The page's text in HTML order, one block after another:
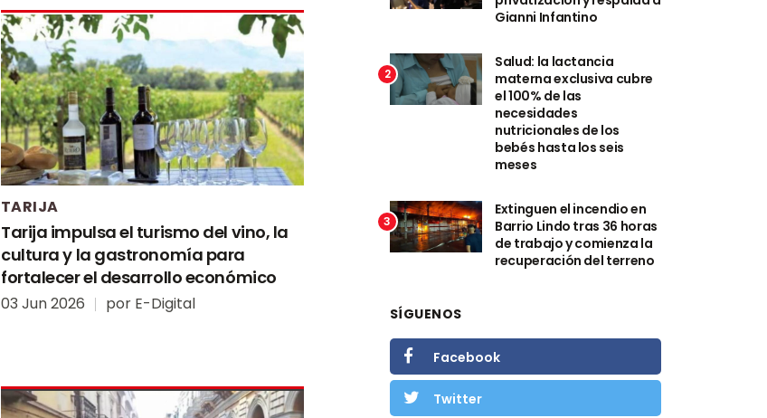
TARIJA
Tarija impulsa el turismo del vino, la
cultura y la gastronomía para
fortalecer el desarrollo económico
03 Jun 2026 por E-Digital
Gianni Infantino
2
Salud: la lactancia
materna exclusiva cubre
el 100% de las
necesidades
nutricionales de los
bebés hasta los seis
meses
3
Extinguen el incendio en
Barrio Lindo tras 36 horas
de trabajo y comienza la
recuperación del terreno
SÍGUENOS
Facebook
Twitter